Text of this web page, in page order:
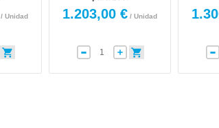
/ Unidad 1.203,00 € / Unidad